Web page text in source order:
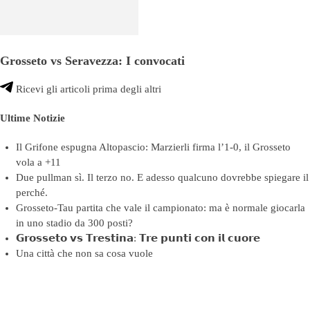
Grosseto vs Seravezza: I convocati
Ricevi gli articoli prima degli altri
Ultime Notizie
Il Grifone espugna Altopascio: Marzierli firma l’1-0, il Grosseto
vola a +11
Due pullman sì. Il terzo no. E adesso qualcuno dovrebbe spiegare il
perché.
Grosseto-Tau partita che vale il campionato: ma è normale giocarla
in uno stadio da 300 posti?
𝗚𝗿𝗼𝘀𝘀𝗲𝘁𝗼 𝘃𝘀 𝗧𝗿𝗲𝘀𝘁𝗶𝗻𝗮: 𝗧𝗿𝗲 𝗽𝘂𝗻𝘁𝗶 𝗰𝗼𝗻 𝗶𝗹 𝗰𝘂𝗼𝗿𝗲
Una città che non sa cosa vuole